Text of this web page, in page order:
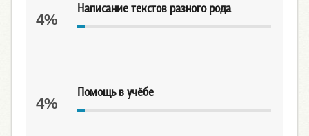
Написание текстов разного рода
4%
Помощь в учёбе
4%